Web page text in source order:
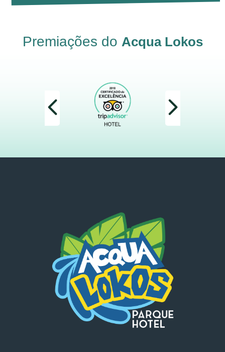
Premiações do Acqua Lokos